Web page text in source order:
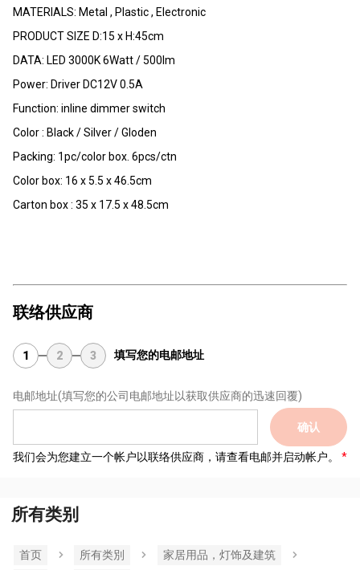
MATERIALS: Metal , Plastic , Electronic
PRODUCT SIZE D:15 x H:45cm
DATA: LED 3000K 6Watt / 500lm
Power: Driver DC12V 0.5A
Function: inline dimmer switch
Color : Black / Silver / Gloden
Packing: 1pc/color box. 6pcs/ctn
Color box: 16 x 5.5 x 46.5cm
Carton box : 35 x 17.5 x 48.5cm
联络供应商
1 2 3 填写您的电邮地址
电邮地址(填写您的公司电邮地址以获取供应商的迅速回覆)
确认
我们会为您建立一个帐户以联络供应商，请查看电邮并启动帐户。
所有类别
首页 所有类別 家居用品，灯饰及建筑